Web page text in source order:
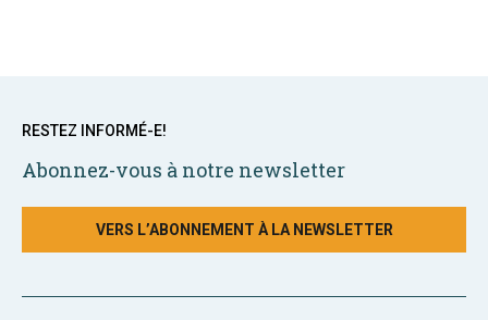
RESTEZ INFORMÉ-E!
Abonnez-vous à notre newsletter
VERS L’ABONNEMENT À LA NEWSLETTER